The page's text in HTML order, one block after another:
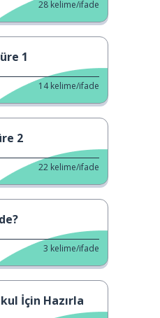
28 kelime/ifade
1
14 kelime/ifade
2
22 kelime/ifade
3 kelime/ifade
İçin Hazırla